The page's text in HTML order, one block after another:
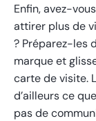
Enfin, avez-
attirer plus de
? Préparez-les
marque et
carte de visite.
d’ailleurs ce
pas de